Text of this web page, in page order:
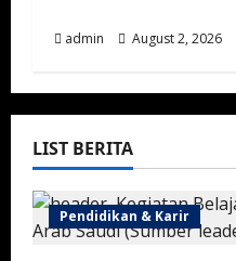
admin August 2, 2026
LIST BERITA
Pendidikan & Karir